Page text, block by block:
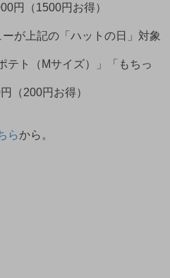
円（1500円お得）
が上記の「ハットの日」対象
テト（Mサイズ）」「もちっ
（200円お得）
らから。